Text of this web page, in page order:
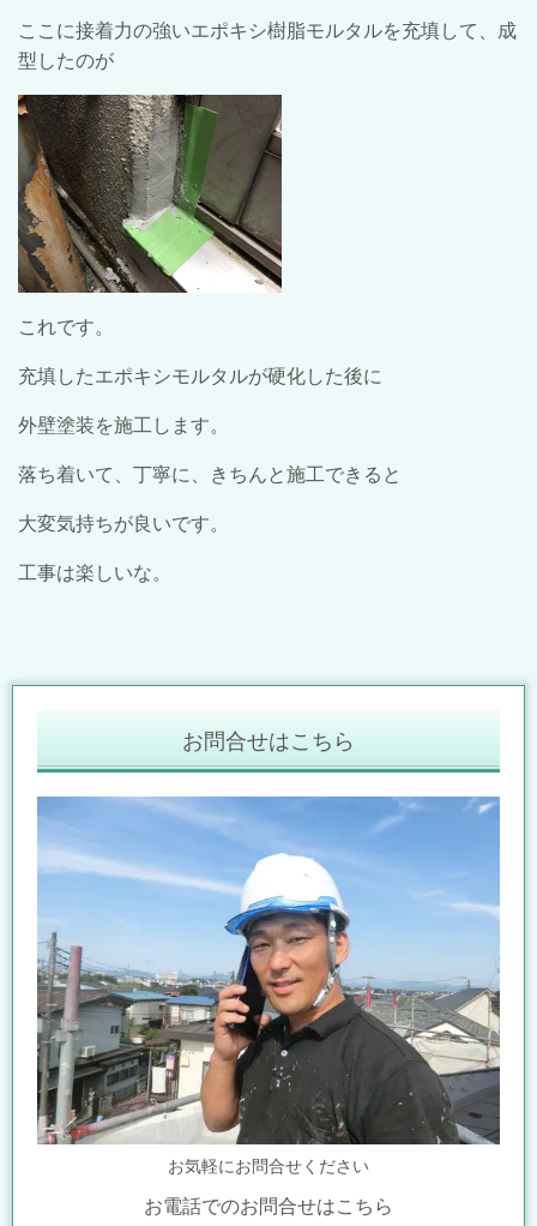
ここに接着力の強いエポキシ樹脂モルタルを充填して、成
型したのが
これです。
充填したエポキシモルタルが硬化した後に
外壁塗装を施工します。
落ち着いて、丁寧に、きちんと施工できると
大変気持ちが良いです。
工事は楽しいな。
お問合せはこちら
お気軽にお問合せください
お電話でのお問合せはこちら